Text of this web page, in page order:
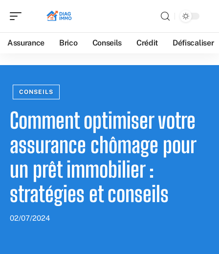
Assurance Brico Conseils Crédit Défiscaliser
CONSEILS
Comment optimiser votre
assurance chômage pour
un prêt immobilier :
stratégies et conseils
02/07/2024